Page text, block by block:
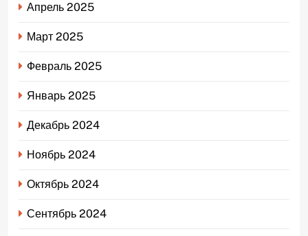
Апрель 2025
Март 2025
Февраль 2025
Январь 2025
Декабрь 2024
Ноябрь 2024
Октябрь 2024
Сентябрь 2024